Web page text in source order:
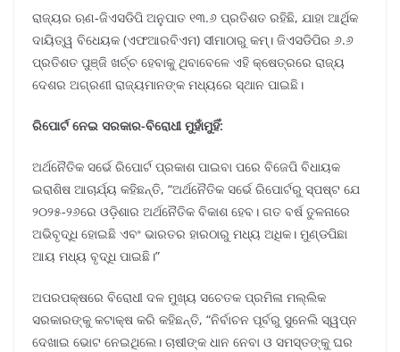
ରାଜ୍ୟର ଋଣ-ଜିଏସଡିପି ଅନୁପାତ ୧୩.୬ ପ୍ରତିଶତ ରହିଛି, ଯାହା ଆର୍ଥିକ
ଦାୟିତ୍ୱ ବିଧେୟକ (ଏଫଆରବିଏମ) ସୀମାଠାରୁ କମ୍। ଜିଏସଡିପିର ୬.୬
ପ୍ରତିଶତ ପୁଞ୍ଜି ଖର୍ଚ୍ଚ ହେବାକୁ ଥିବାବେଳେ ଏହି କ୍ଷେତ୍ରରେ ରାଜ୍ୟ
ଦେଶର ଅଗ୍ରଣୀ ରାଜ୍ୟମାନଙ୍କ ମଧ୍ୟରେ ସ୍ଥାନ ପାଇଛି।
ରିପୋର୍ଟ ନେଇ ସରକାର-ବିରୋଧୀ ମୁହାଁମୁହିଁ:
ଅର୍ଥନୈତିକ ସର୍ଭେ ରିପୋର୍ଟ ପ୍ରକାଶ ପାଇବା ପରେ ବିଜେପି ବିଧାୟକ
ଇରାଶିଷ ଆଚାର୍ଯ୍ୟ କହିଛନ୍ତି, “ଅର୍ଥନୈତିକ ସର୍ଭେ ରିପୋର୍ଟରୁ ସ୍ପଷ୍ଟ ଯେ
୨୦୨୫-୨୬ରେ ଓଡ଼ିଶାର ଅର୍ଥନୈତିକ ବିକାଶ ହେବ। ଗତ ବର୍ଷ ତୁଳନାରେ
ଅଭିବୃଦ୍ଧି ହୋଇଛି ଏବଂ ଭାରତର ହାରଠାରୁ ମଧ୍ୟ ଅଧିକ। ମୁଣ୍ଡପିଛା
ଆୟ ମଧ୍ୟ ବୃଦ୍ଧି ପାଇଛି।”
ଅପରପକ୍ଷରେ ବିରୋଧୀ ଦଳ ମୁଖ୍ୟ ସଚେତକ ପ୍ରମିଳା ମଲ୍ଲିକ
ସରକାରଙ୍କୁ କଟାକ୍ଷ କରି କହିଛନ୍ତି, “ନିର୍ବାଚନ ପୂର୍ବରୁ ସୁନେଲି ସ୍ୱପ୍ନ
ଦେଖାଇ ଭୋଟ ନେଇଥିଲେ। ଚାଷୀଙ୍କ ଧାନ ନେବା ଓ ସମସ୍ତଙ୍କୁ ଘର